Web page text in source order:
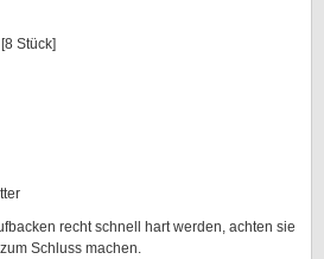
Stück]
recht schnell hart werden, achten sie
Schluss machen.